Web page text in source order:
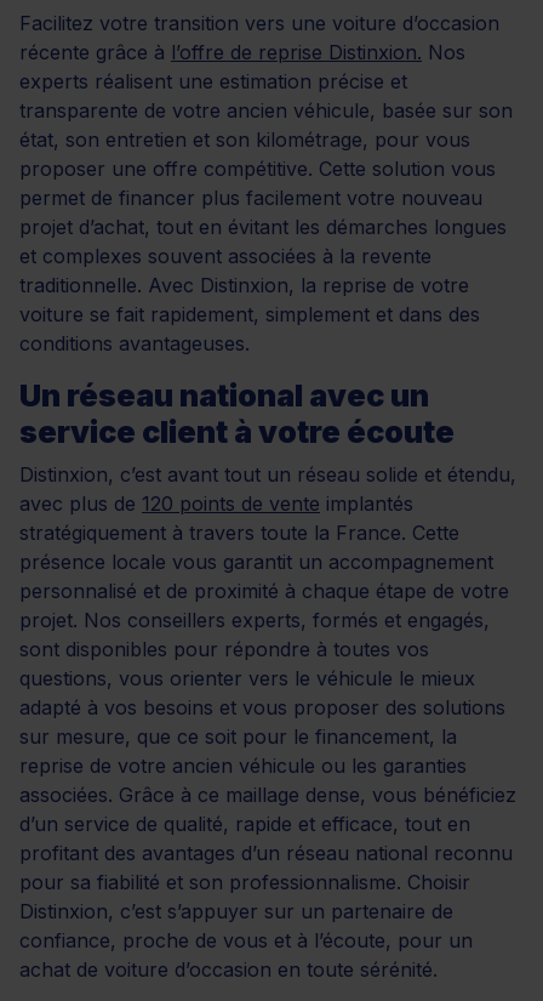
Facilitez votre transition vers une voiture d’occasion
récente grâce à l’offre de reprise Distinxion. Nos
experts réalisent une estimation précise et
transparente de votre ancien véhicule, basée sur son
état, son entretien et son kilométrage, pour vous
proposer une offre compétitive. Cette solution vous
permet de financer plus facilement votre nouveau
projet d’achat, tout en évitant les démarches longues
et complexes souvent associées à la revente
traditionnelle. Avec Distinxion, la reprise de votre
voiture se fait rapidement, simplement et dans des
conditions avantageuses.
Un réseau national avec un
service client à votre écoute
Distinxion, c’est avant tout un réseau solide et étendu,
avec plus de 120 points de vente implantés
stratégiquement à travers toute la France. Cette
présence locale vous garantit un accompagnement
personnalisé et de proximité à chaque étape de votre
projet. Nos conseillers experts, formés et engagés,
sont disponibles pour répondre à toutes vos
questions, vous orienter vers le véhicule le mieux
adapté à vos besoins et vous proposer des solutions
sur mesure, que ce soit pour le financement, la
reprise de votre ancien véhicule ou les garanties
associées. Grâce à ce maillage dense, vous bénéficiez
d’un service de qualité, rapide et efficace, tout en
profitant des avantages d’un réseau national reconnu
pour sa fiabilité et son professionnalisme. Choisir
Distinxion, c’est s’appuyer sur un partenaire de
confiance, proche de vous et à l’écoute, pour un
achat de voiture d’occasion en toute sérénité.